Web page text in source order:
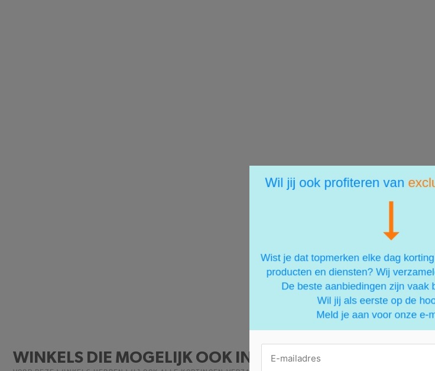
WINKELS DIE MOGELIJK OOK INTERESSANT VOOR JE ZIJN